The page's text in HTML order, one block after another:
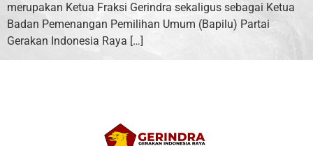
merupakan Ketua Fraksi Gerindra sekaligus sebagai Ketua
Badan Pemenangan Pemilihan Umum (Bapilu) Partai
Gerakan Indonesia Raya […]